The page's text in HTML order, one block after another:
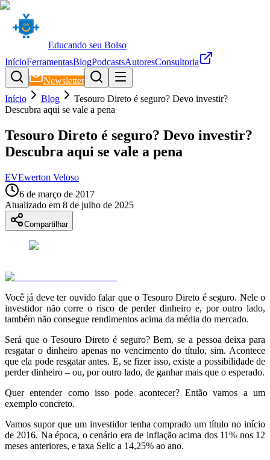
Educando seu Bolso
InícioFerramentasBlogPodcastsAutoresConsultoria
Newsletter
Início
Blog
Tesouro Direto é seguro? Devo investir?
Descubra aqui se vale a pena
Tesouro Direto é seguro? Devo investir?
Descubra aqui se vale a pena
EVEwerton Veloso
6 de março de 2017
Atualizado em 8 de julho de 2025
Compartilhar
Você já deve ter ouvido falar que o Tesouro Direto é seguro. Nele o
investidor não corre o risco de perder dinheiro e, por outro lado,
também não consegue rendimentos acima da média do mercado.
Será que o Tesouro Direto é seguro? Bem, se a pessoa deixa para
resgatar o dinheiro apenas no vencimento do título, sim. Acontece
que ela pode resgatar antes. E, se fizer isso, existe a possibilidade de
perder dinheiro – ou, por outro lado, de ganhar mais que o esperado.
Quer entender como isso pode acontecer? Então vamos a um
exemplo concreto.
Vamos supor que um investidor tenha comprado um título no início
de 2016. Na época, o cenário era de inflação acima dos 11% nos 12
meses anteriores, e taxa Selic a 14,25% ao ano.